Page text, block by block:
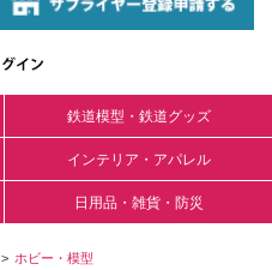
鉄道模型・鉄道グッズ
インテリア・アパレル
日用品・雑貨・防災
ホビー・模型